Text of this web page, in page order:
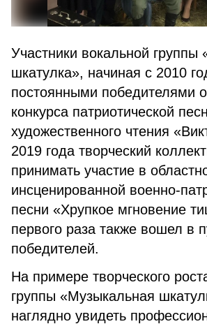
Участники вокальной группы
шкатулка», начиная с 2010
постоянными победителями
конкурса патриотической
художественного чтения
2019 года творческий
принимать участие в
инсценированной военно-
песни «Хрупкое мгновение
первого раза также вошел в
победителей.
На примере творческого
группы «Музыкальная
наглядно увидеть